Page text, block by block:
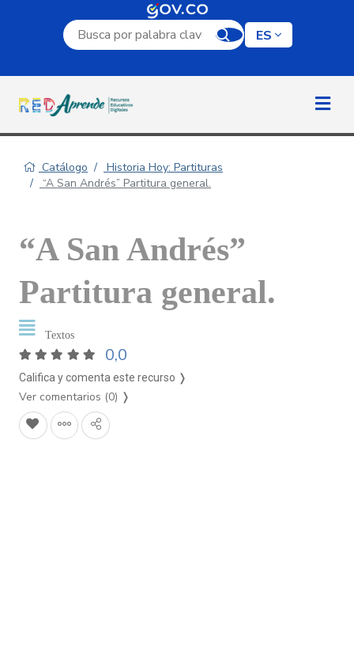
Campo de búsqueda por palabra clave
ES
Catálogo
Historia Hoy: Partituras
“A San Andrés” Partitura general.
“A San Andrés”
Partitura general.
Textos
0,0
Califica y comenta este recurso ❭
Ver comentarios (0) ❭